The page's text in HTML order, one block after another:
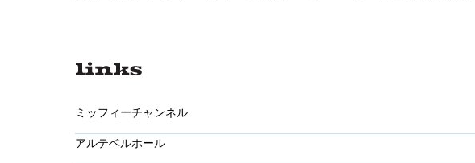
ミッフィーチャンネル
アルテベルホール